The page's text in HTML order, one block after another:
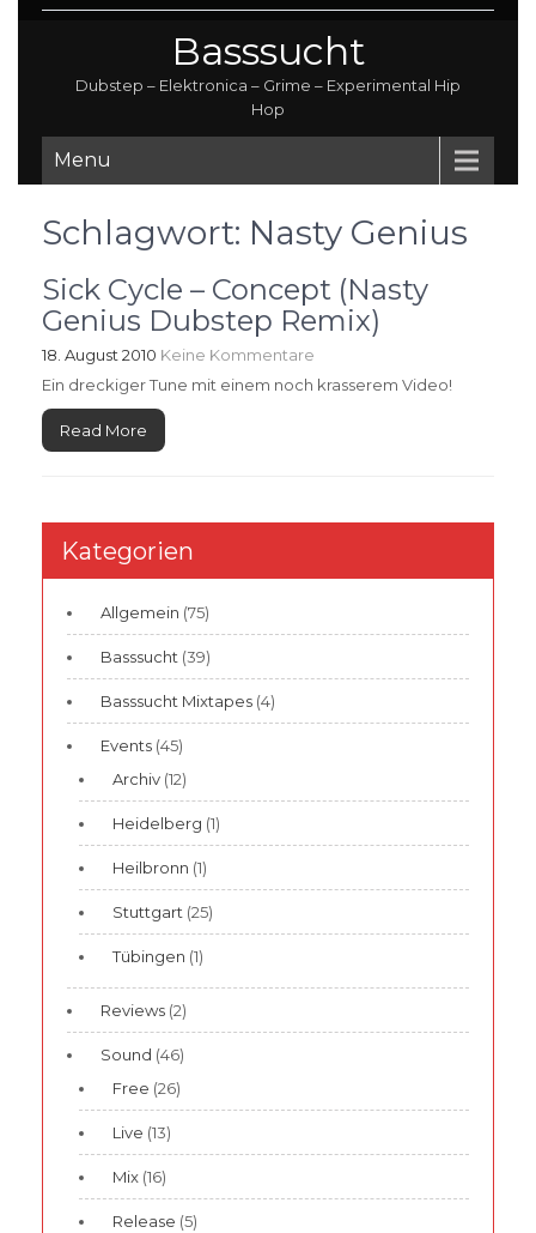
Basssucht
Dubstep – Elektronica – Grime – Experimental Hip
Hop
Menu
Schlagwort: Nasty Genius
Sick Cycle – Concept (Nasty
Genius Dubstep Remix)
18. August 2010 Keine Kommentare
Ein dreckiger Tune mit einem noch krasserem Video!
Read More
Kategorien
Allgemein (75)
Basssucht (39)
Basssucht Mixtapes (4)
Events (45)
Archiv (12)
Heidelberg (1)
Heilbronn (1)
Stuttgart (25)
Tübingen (1)
Reviews (2)
Sound (46)
Free (26)
Live (13)
Mix (16)
Release (5)